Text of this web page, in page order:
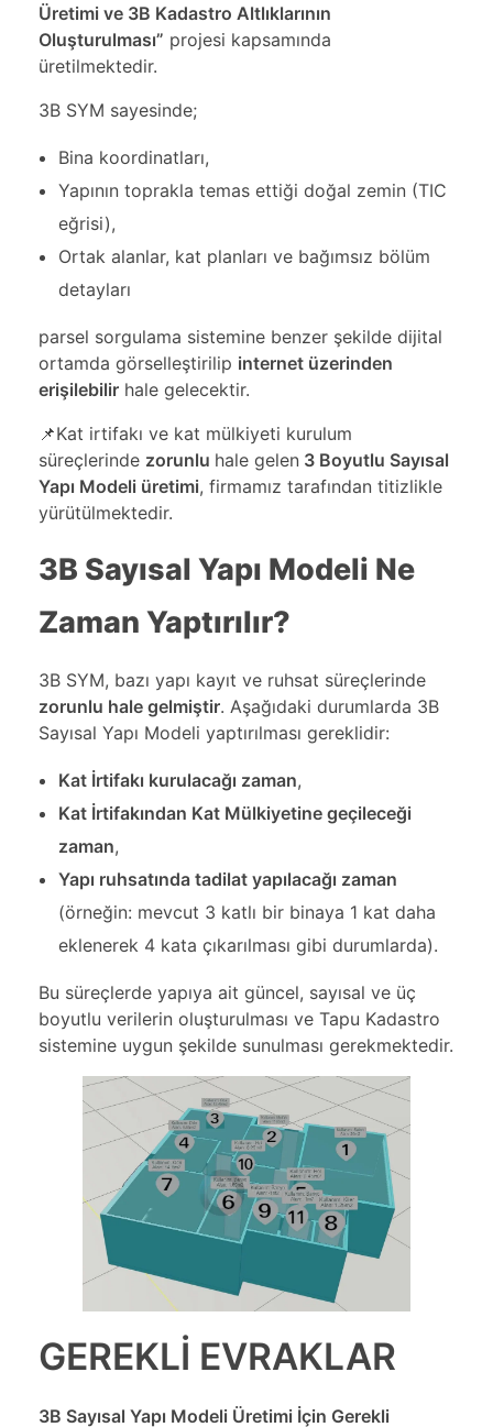
Üretimi ve 3B Kadastro Altlıklarının
Oluşturulması” projesi kapsamında
üretilmektedir.
3B SYM sayesinde;
Bina koordinatları,
Yapının toprakla temas ettiği doğal zemin (TIC
eğrisi),
Ortak alanlar, kat planları ve bağımsız bölüm
detayları
parsel sorgulama sistemine benzer şekilde dijital
ortamda görselleştirilip internet üzerinden
erişilebilir hale gelecektir.
📌Kat irtifakı ve kat mülkiyeti kurulum
süreçlerinde zorunlu hale gelen 3 Boyutlu Sayısal
Yapı Modeli üretimi, firmamız tarafından titizlikle
yürütülmektedir.
3B Sayısal Yapı Modeli Ne
Zaman Yaptırılır?
3B SYM, bazı yapı kayıt ve ruhsat süreçlerinde
zorunlu hale gelmiştir. Aşağıdaki durumlarda 3B
Sayısal Yapı Modeli yaptırılması gereklidir:
Kat İrtifakı kurulacağı zaman,
Kat İrtifakından Kat Mülkiyetine geçileceği
zaman,
Yapı ruhsatında tadilat yapılacağı zaman
(örneğin: mevcut 3 katlı bir binaya 1 kat daha
eklenerek 4 kata çıkarılması gibi durumlarda).
Bu süreçlerde yapıya ait güncel, sayısal ve üç
boyutlu verilerin oluşturulması ve Tapu Kadastro
sistemine uygun şekilde sunulması gerekmektedir.
GEREKLİ EVRAKLAR
3B Sayısal Yapı Modeli Üretimi İçin Gerekli